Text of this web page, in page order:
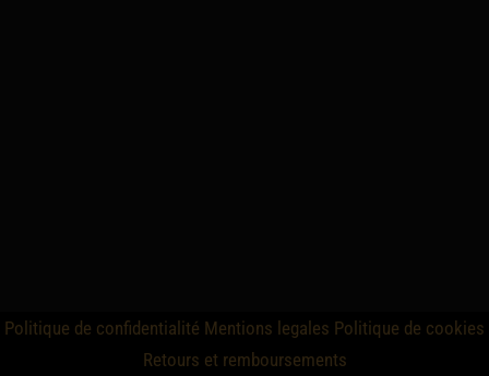
Politique de confidentialité Mentions legales Politique de cookies
Retours et remboursements